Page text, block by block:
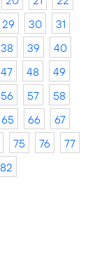
29 30
31
38 39
40
47 48
49
56 57
58
65 66
67
75 76
77
82